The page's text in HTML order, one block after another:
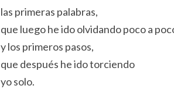
las primeras palabras,
que luego he ido olvidando poco a
y los primeros pasos,
que después he ido torciendo
yo solo.